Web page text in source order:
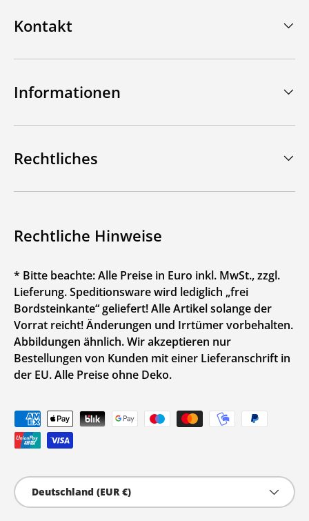
Kontakt
Informationen
Rechtliches
Rechtliche Hinweise
* Bitte beachte: Alle Preise in Euro inkl. MwSt., zzgl.
Lieferung. Speditionsware wird lediglich „frei
Bordsteinkante“ geliefert! Alle Artikel solange der
Vorrat reicht! Änderungen und Irrtümer vorbehalten.
Abbildungen ähnlich. Wir akzeptieren nur
Bestellungen von Kunden mit einer Lieferanschrift in
der EU. Alle Preise ohne Deko.
Zahlungsmethoden
Land/Region
Deutschland (EUR €)